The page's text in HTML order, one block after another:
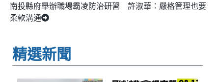
南投縣府舉辦職場霸凌防治研習 許淑華：嚴格管理也要
柔軟溝通
精選新聞